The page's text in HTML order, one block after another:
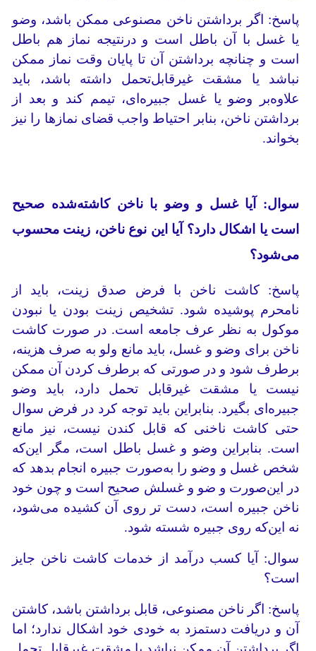
پاسخ: اگر برداشتن ناخن مصنوعی ممکن باشد، وضو
یا غسل با آن باطل است و درنتیجه نماز هم باطل
است و چنانچه برداشتن آن تا پایان وقت نماز ممکن
نباشد یا مشقت غیرقابل‌تحمل داشته باشد، باید
علاوه‌بر وضو یا غسل جبیره‌ای، تیمم کند و بعد از
برداشتن ناخن، بنابر احتیاط واجب قضای نمازها را نیز
بخواند.
سوال: آیا غسل و وضو با ناخن کاشته‌شده صحیح
است یا اشکال دارد؟ آیا این نوع ناخن، زینت محسوب
می‌شود؟
پاسخ: کاشت ناخن با فرض صدق زینت، باید از
نامحرم پوشیده شود. تشخیص زینت بودن یا نبودن
موکول به نظر عرف جامعه است. در صورت کاشت
ناخن برای وضو و غسل، باید مانع ولو به صرف هزینه،
برطرف شود و در صورتی که برطرف کردن آن ممکن
نیست یا مشقت غیرقابل تحمل دارد، باید وضو
جبیره‌ای بگیرد. بنابراین باید توجه کرد در فرض سوال
حتی کاشت ناخنی که قابل کندن نیست، نیز مانع
است. بنابراین وضو و غسل باطل است، مگر این‌که
شخص غسل و وضو را به‌صورت جبیره انجام بدهد که
در این‌صورت و ضو و غسلش صحیح است و چون خود
ناخن جبیره است، دست تر روی آن کشیده می‌شود،
نه این‌که روی جبیره شسته شود.
سوال: آیا کسب درآمد از خدمات کاشت ناخن جایز
است؟
پاسخ: اگر ناخن مصنوعی، قابل برداشتن باشد، کاشتن
آن و دریافت دستمزد به خودی خود اشکال ندارد؛ اما